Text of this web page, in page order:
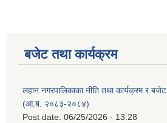
बजेट तथा कार्यक्रम
लहान नगरपालिकाका नीति तथा कार्यक्रम र बजेट
(आ.ब. २०८३-२०८४)
Post date: 06/25/2026 - 13:28